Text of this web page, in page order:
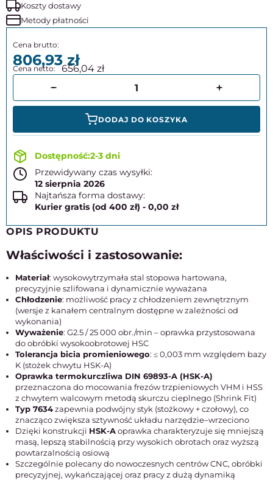
Koszty dostawy
Metody płatności
806,93656,04
DODAJ DO KOSZYKA
2-3 dni
Przewidywany czas wysyłki:
12 sierpnia 2026
Najtańsza forma dostawy:
Kurier gratis (od 400 zł) - 0,00 zł
OPIS PRODUKTU
Właściwości i zastosowanie:
Materiał: wysokowytrzymała stal stopowa hartowana,
precyzyjnie szlifowana i dynamicznie wyważana
Chłodzenie: możliwość pracy z chłodzeniem zewnętrznym
(wersje z kanałem centralnym dostępne w zależności od
wykonania)
Wyważenie: G2.5 / 25 000 obr./min – oprawka przystosowana
do obróbki wysokoobrotowej HSC
Tolerancja bicia promieniowego: ≤ 0,003 mm względem bazy
K (stożek chwytu HSK-A)
Oprawka termokurczliwa DIN 69893-A (HSK-A)
przeznaczona do mocowania frezów trzpieniowych VHM i HSS
z chwytem walcowym metodą skurczu cieplnego (Shrink Fit)
Typ 7634zapewnia podwójny styk (stożkowy + czołowy), co
znacząco zwiększa sztywność układu narzędzie–wrzeciono
Dzięki konstrukcji HSK-Aoprawka charakteryzuje się mniejszą
masą, lepszą stabilnością przy wysokich obrotach oraz wyższą
powtarzalnością osiową
Szczególnie polecany do nowoczesnych centrów CNC, obróbki
precyzyjnej, wykańczającej oraz pracy z dużą dynamiką